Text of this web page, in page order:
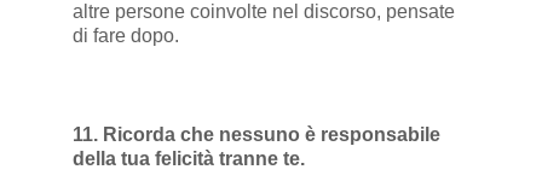
altre persone coinvolte nel discorso, pensate
di fare dopo.
11. Ricorda che nessuno è responsabile
della tua felicità tranne te.